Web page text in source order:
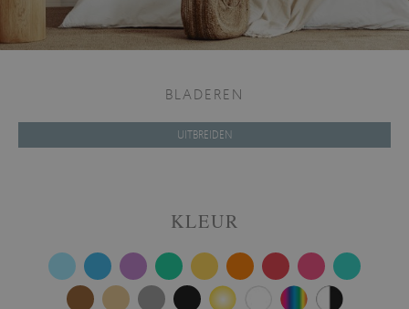
BLADEREN
UITBREIDEN
KLEUR